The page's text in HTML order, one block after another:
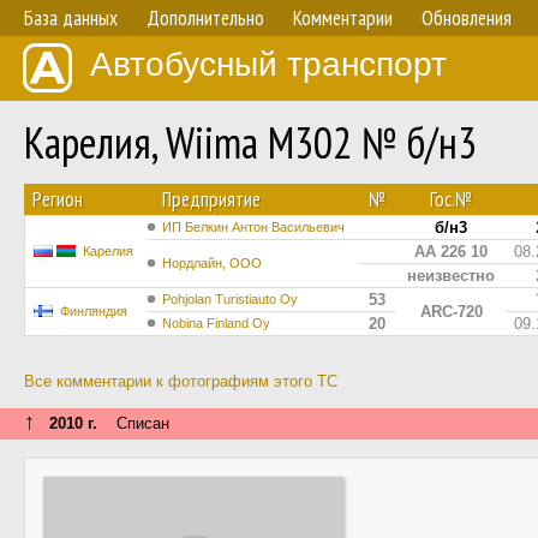
База данных Дополнительно Комментарии Обновления
Автобусный транспорт
Карелия, Wiima M302 № б/н3
Регион Предприятие № Гос.№
Карелия
ИП Белкин Антон Васильевич б/н3
Нордлайн, ООО
АА 226 10
неизвестно
Финляндия
Pohjolan Turistiauto Oy 53
ARC-720
Nobina Finland Oy 20
Все комментарии к фотографиям этого ТС
↑ 2010 г. Списан